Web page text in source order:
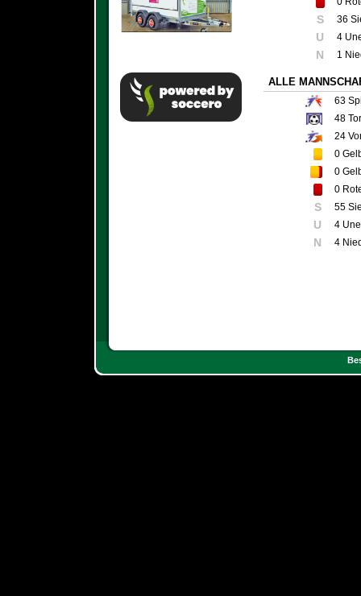
S 36
U 4
N 1
ALLE
63
48
24
0
0
0
S 55
U 4
N 4